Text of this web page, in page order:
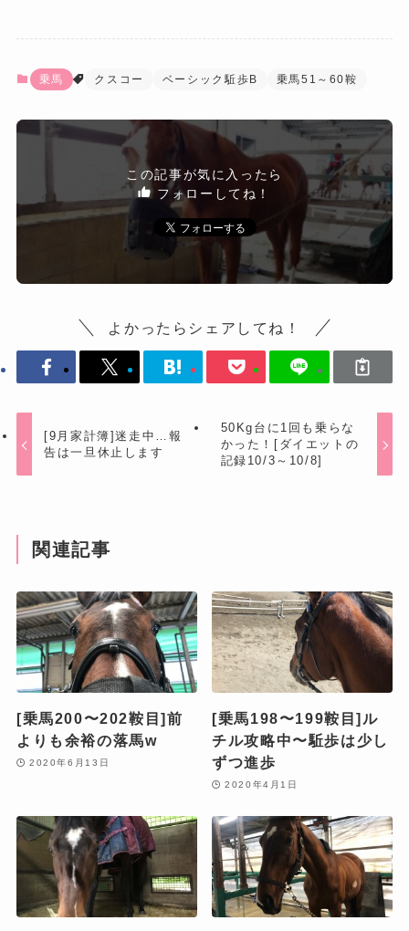
乗馬 クスコー ベーシック駈歩B 乗馬51～60鞍
この記事が気に入ったら
フォローしてね！
よかったらシェアしてね！
[9月家計簿]迷走中…報
告は一旦休止します
50Kg台に1回も乗らな
かった！[ダイエットの
記録10/3～10/8]
関連記事
[乗馬200〜202鞍目]前
よりも余裕の落馬w
2020年6月13日
[乗馬198〜199鞍目]ル
チル攻略中〜駈歩は少し
ずつ進歩
2020年4月1日